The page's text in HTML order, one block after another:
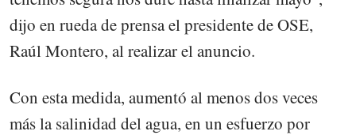
dijo en rueda de prensa el presidente de OSE,
Raúl Montero, al realizar el anuncio.
Con esta medida, aumentó al menos dos veces
más la salinidad del agua, en un esfuerzo por